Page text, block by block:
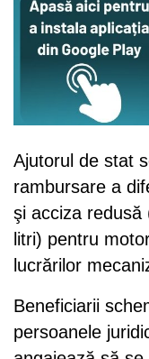
Ajutorul de stat
rambursare a
şi acciza redusă
litri) pentru
lucrărilor
Beneficiarii
persoanele